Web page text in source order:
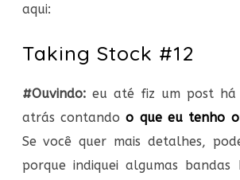
aqui:
Taking Stock #12
#Ouvindo:eu até fiz um post há
atrás contandoo que eu tenho
Se você quer mais detalhes,
porque indiquei algumas bandas